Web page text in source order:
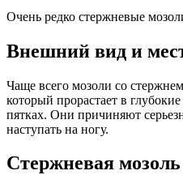
Очень редко стержневые
Внешний вид и
Чаще всего мозоли со
который прорастает в
пятках. Они причиняют
наступать на ногу.
Стержневая